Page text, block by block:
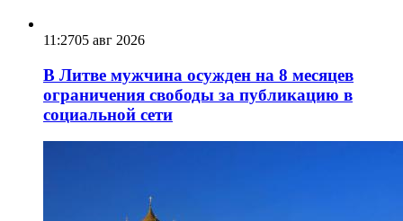
11:2705 авг 2026
В Литве мужчина осужден на 8 месяцев
ограничения свободы за публикацию в
социальной сети